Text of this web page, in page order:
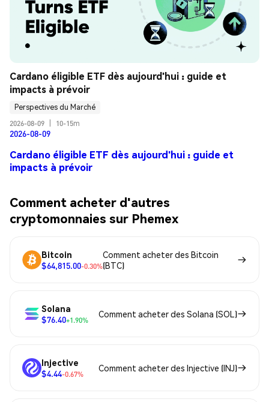
Cardano éligible ETF dès aujourd'hui : guide et
impacts à prévoir
Perspectives du Marché
2026-08-09
10-15m
2026-08-09
Cardano éligible ETF dès aujourd'hui : guide et
impacts à prévoir
Comment acheter d'autres
cryptomonnaies sur Phemex
Bitcoin
$64,815.00-0.30%
Comment acheter des Bitcoin
(BTC)
Solana
$76.40+1.90%
Comment acheter des Solana (SOL)
Injective
$4.44-0.67%
Comment acheter des Injective (INJ)